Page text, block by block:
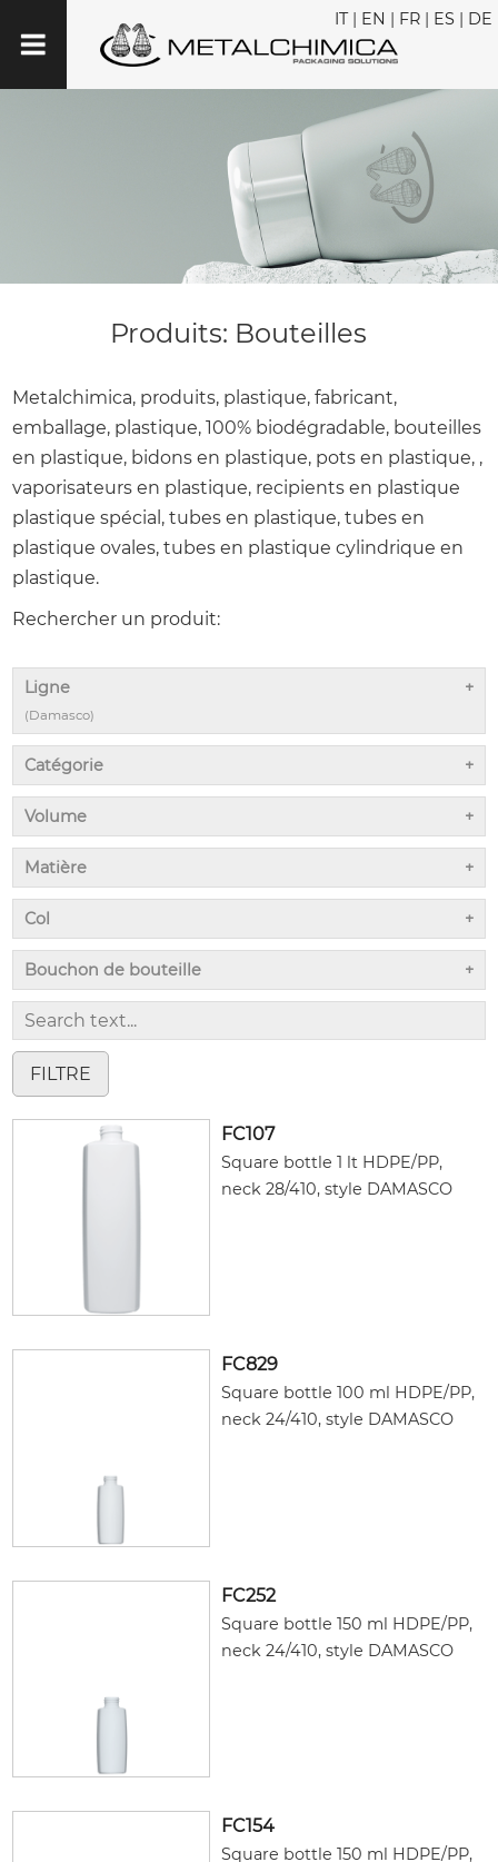
IT| EN | FR | ES | DE
Produits: Bouteilles
Metalchimica, produits, plastique, fabricant,
emballage, plastique, 100% biodégradable, bouteilles
en plastique, bidons en plastique, pots en plastique, ,
vaporisateurs en plastique, recipients en plastique
plastique spécial, tubes en plastique, tubes en
plastique ovales, tubes en plastique cylindrique en
plastique.
Rechercher un produit:
Ligne
(Damasco)
Catégorie
Volume
Matière
Col
Bouchon de bouteille
FC107
Square bottle 1 lt HDPE/PP,
neck 28/410, style DAMASCO
FC829
Square bottle 100 ml HDPE/PP,
neck 24/410, style DAMASCO
FC252
Square bottle 150 ml HDPE/PP,
neck 24/410, style DAMASCO
FC154
Square bottle 150 ml HDPE/PP,